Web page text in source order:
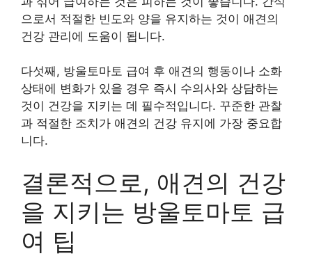
으로서 적절한 빈도와 양을 유지하는 것이 애견의
건강 관리에 도움이 됩니다.
다섯째, 방울토마토 급여 후 애견의 행동이나 소화
상태에 변화가 있을 경우 즉시 수의사와 상담하는
것이 건강을 지키는 데 필수적입니다. 꾸준한 관찰
과 적절한 조치가 애견의 건강 유지에 가장 중요합
니다.
결론적으로, 애견의 건강
을 지키는 방울토마토 급
여 팁